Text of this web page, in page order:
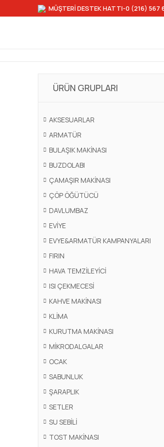
MÜŞTERİ DESTEK HATTI-0 (216) 567
ÜRÜN GRUPLARI
AKSESUARLAR
ARMATÜR
BULAŞIK MAKİNASI
BUZDOLABI
ÇAMAŞIR MAKİNASI
ÇÖP ÖĞÜTÜCÜ
DAVLUMBAZ
EVİYE
EVYE&ARMATÜR KAMPANYALARI
FIRIN
HAVA TEMZİLEYİCİ
ISI ÇEKMECESİ
KAHVE MAKİNASI
KLİMA
KURUTMA MAKİNASI
MİKRODALGALAR
OCAK
SABUNLUK
ŞARAPLIK
SETLER
SU SEBİLİ
TOST MAKİNASI